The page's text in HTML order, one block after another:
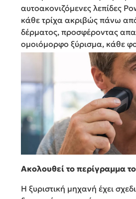
αυτοακονιζόμενες λεπίδες
κάθε τρίχα ακριβώς πάνω
δέρματος, προσφέροντας
ομοιόμορφο ξύρισμα, κάθε
Ακολουθεί το περίγραμμα
Η ξυριστική μηχανή έχει